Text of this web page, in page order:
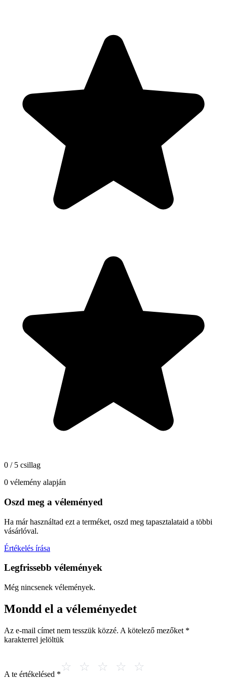
0 / 5 csillag
0 vélemény alapján
Oszd meg a véleményed
Ha már használtad ezt a terméket, oszd meg tapasztalataid a többi
vásárlóval.
Értékelés írása
Legfrissebb vélemények
Még nincsenek vélemények.
Mondd el a véleményedet
Az e-mail címet nem tesszük közzé. A kötelező mezőket *
karakterrel jelöltük
A te értékelésed *